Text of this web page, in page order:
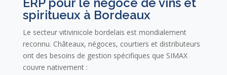
spiritueux à Bordeaux
Le secteur vitivinicole bordelais est mondialement
reconnu. Châteaux, négoces, courtiers et distributeurs
ont des besoins de gestion spécifiques que SIMAX
couvre nativement :